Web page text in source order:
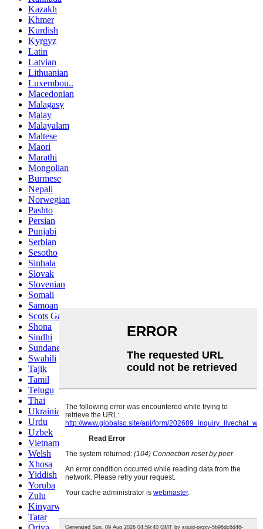
Kazakh
Khmer
Kurdish
Kyrgyz
Latin
Latvian
Lithuanian
Luxembou..
Macedonian
Malagasy
Malay
Malayalam
Maltese
Maori
Marathi
Mongolian
Burmese
Nepali
Norwegian
Pashto
Persian
Punjabi
Serbian
Sesotho
Sinhala
Slovak
Slovenian
Somali
Samoan
Scots Gaelic
Shona
Sindhi
Sundanese
Swahili
Tajik
Tamil
Telugu
Thai
Ukrainian
Urdu
Uzbek
Vietnamese
Welsh
Xhosa
Yiddish
Yoruba
Zulu
Kinyarwanda
Tatar